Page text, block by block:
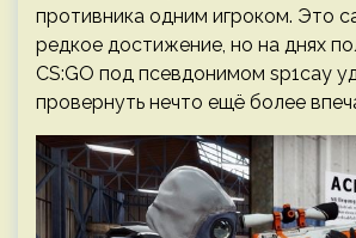
противника одним игроком. Это
редкое достижение, но на днях
CS:GO под псевдонимом sp1cay
провернуть нечто ещё более